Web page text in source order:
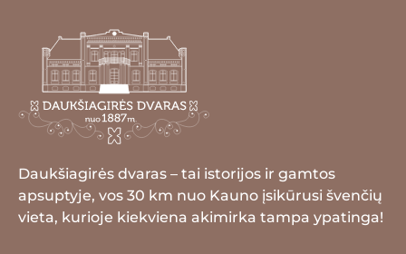
Daukšiagirės dvaras – tai istorijos ir gamtos
apsuptyje, vos 30 km nuo Kauno įsikūrusi švenčių
vieta, kurioje kiekviena akimirka tampa ypatinga!